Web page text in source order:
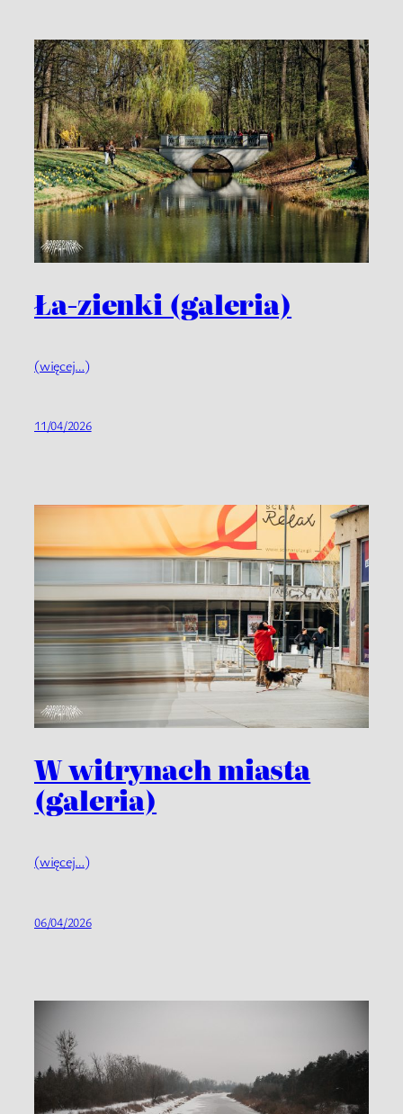
Ła-zienki (galeria)
(więcej…)
11/04/2026
W witrynach miasta
(galeria)
(więcej…)
06/04/2026